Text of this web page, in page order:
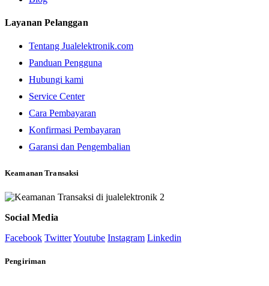
Layanan Pelanggan
Tentang Jualelektronik.com
Panduan Pengguna
Hubungi kami
Service Center
Cara Pembayaran
Konfirmasi Pembayaran
Garansi dan Pengembalian
Keamanan Transaksi
Social Media
Facebook TwitterYoutube Instagram Linkedin
Pengiriman